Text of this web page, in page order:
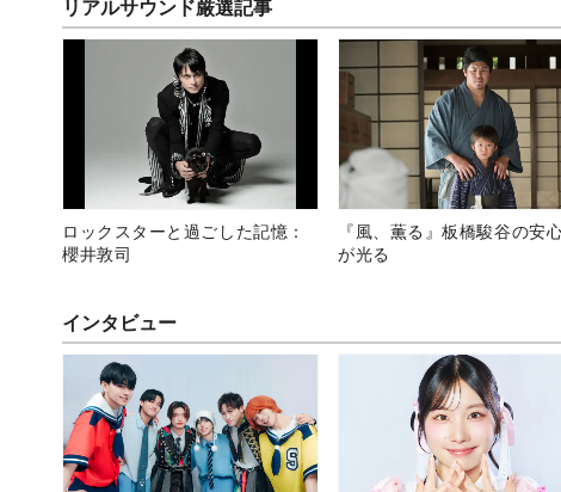
リアルサウンド厳選記事
ロックスターと過ごした記憶：
櫻井敦司
『風、薫る』板橋駿谷の安
が光る
インタビュー